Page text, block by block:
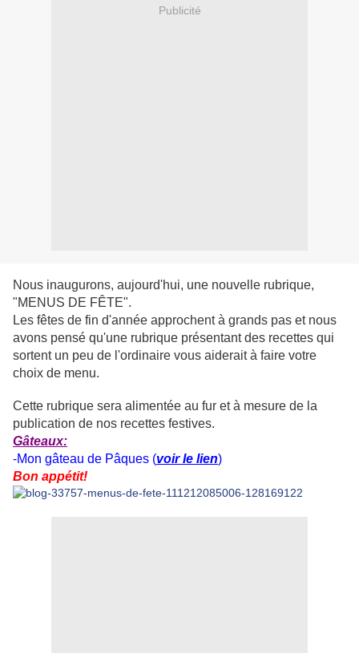
Publicité
Nous inaugurons, aujourd'hui, une nouvelle rubrique,
"MENUS DE FÊTE".
Les fêtes de fin d'année approchent à grands pas et nous
avons pensé qu'une rubrique présentant des recettes qui
sortent un peu de l'ordinaire vous aiderait à faire votre
choix de menu.
Cette rubrique sera alimentée au fur et à mesure de la
publication de nos recettes festives.
Gâteaux:
-Mon gâteau de Pâques (voir le lien)
Bon appétit!